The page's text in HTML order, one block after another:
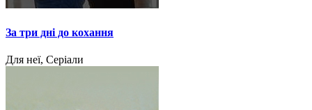
За три дні до кохання
Для неї, Серіали